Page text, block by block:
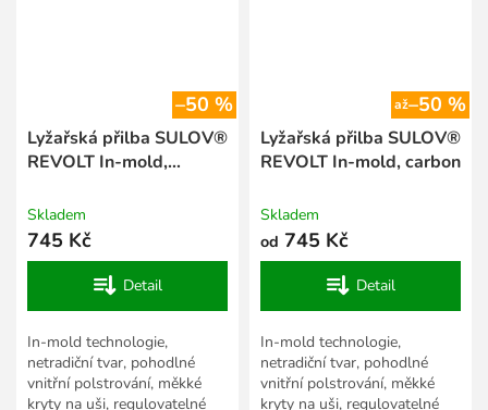
–50 %
Lyžařská přilba SULOV®
REVOLT In-mold,
Skladem
745 Kč
Detail
In-mold technologie,
netradiční tvar, pohodlné
vnitřní polstrování, měkké
kryty na uši, regulovatelné
až–50 %
Lyžařská přilba SULOV®
REVOLT In-mold, carbon
Skladem
od 745 Kč
Detail
In-mold technologie,
netradiční tvar, pohodlné
vnitřní polstrování, měkké
kryty na uši, regulovatelné